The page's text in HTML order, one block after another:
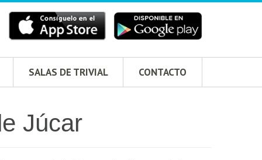
SALAS DE TRIVIAL CONTACTO
Júcar